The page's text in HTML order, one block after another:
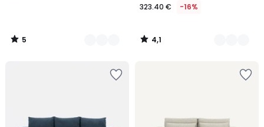
5
/
323.40 € -16%
4,1
/